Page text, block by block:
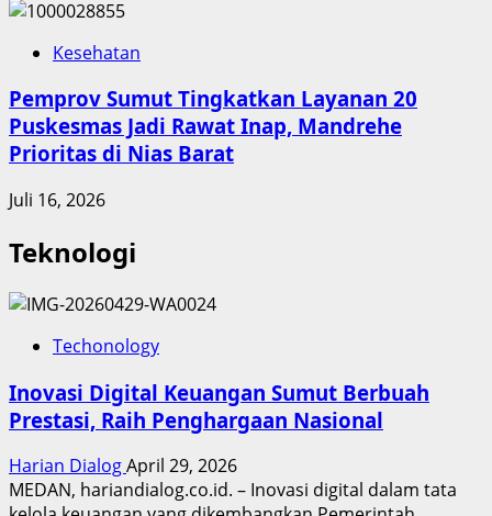
Kesehatan
Pemprov Sumut Tingkatkan Layanan 20
Puskesmas Jadi Rawat Inap, Mandrehe
Prioritas di Nias Barat
Juli 16, 2026
Teknologi
Techonology
Inovasi Digital Keuangan Sumut Berbuah
Prestasi, Raih Penghargaan Nasional
Harian DialogApril 29, 2026
MEDAN, hariandialog.co.id. – Inovasi digital dalam tata